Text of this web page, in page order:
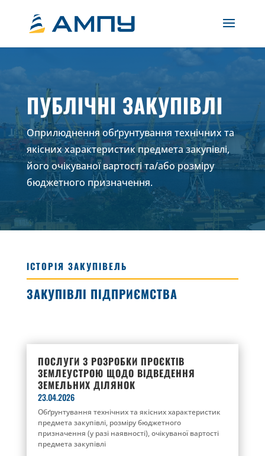
ПУБЛІЧНІ ЗАКУПІВЛІ
Оприлюднення обґрунтування технічних та
якісних характеристик предмета закупівлі,
його очікуваної вартості та/або розміру
бюджетного призначення.
ІСТОРІЯ ЗАКУПІВЕЛЬ
ЗАКУПІВЛІ ПІДПРИЄМСТВА
ПОСЛУГИ З РОЗРОБКИ ПРОЄКТІВ
ЗЕМЛЕУСТРОЮ ЩОДО ВІДВЕДЕННЯ
ЗЕМЕЛЬНИХ ДІЛЯНОК
23.04.2026
Обґрунтування технічних та якісних характеристик
предмета закупівлі, розміру бюджетного
призначення (у разі наявності), очікуваної вартості
предмета закупівлі